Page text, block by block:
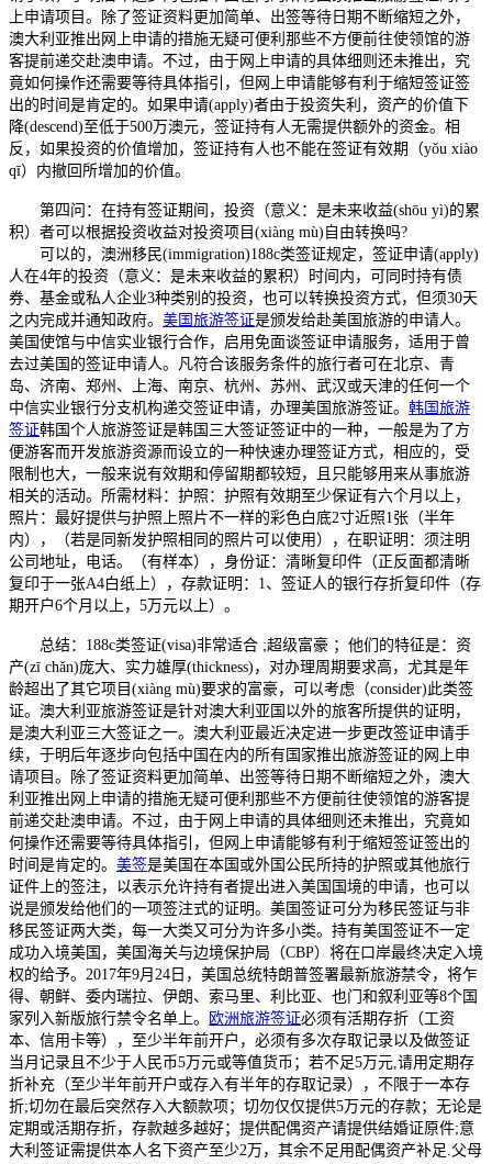
上申请项目。除了签证资料更加简单、出签等待日期不断缩短之外，
澳大利亚推出网上申请的措施无疑可便利那些不方便前往使领馆的游
客提前递交赴澳申请。不过，由于网上申请的具体细则还未推出，究
竟如何操作还需要等待具体指引，但网上申请能够有利于缩短签证签
出的时间是肯定的。如果申请(apply)者由于投资失利，资产的价值下
降(descend)至低于500万澳元，签证持有人无需提供额外的资金。相
反，如果投资的价值增加，签证持有人也不能在签证有效期（yǒu xiào
qī）内撤回所增加的价值。
第四问：在持有签证期间，投资（意义：是未来收益(shōu yì)的累
积）者可以根据投资收益对投资项目(xiàng mù)自由转换吗?
可以的，澳洲移民(immigration)188c类签证规定，签证申请(apply)
人在4年的投资（意义：是未来收益的累积）时间内，可同时持有债
券、基金或私人企业3种类别的投资，也可以转换投资方式，但须30天
之内完成并通知政府。 美国旅游签证是颁发给赴美国旅游的申请人。
美国使馆与中信实业银行合作，启用免面谈签证申请服务，适用于曾
去过美国的签证申请人。凡符合该服务条件的旅行者可在北京、青
岛、济南、郑州、上海、南京、杭州、苏州、武汉或天津的任何一个
中信实业银行分支机构递交签证申请，办理美国旅游签证。 韩国旅游
签证韩国个人旅游签证是韩国三大签证签证中的一种，一般是为了方
便游客而开发旅游资源而设立的一种快速办理签证方式，相应的，受
限制也大，一般来说有效期和停留期都较短，且只能够用来从事旅游
相关的活动。所需材料：护照：护照有效期至少保证有六个月以上，
照片：最好提供与护照上照片不一样的彩色白底2寸近照1张（半年
内），（若是同新发护照相同的照片可以使用），在职证明：须注明
公司地址，电话。（有样本），身份证：清晰复印件（正反面都清晰
复印于一张A4白纸上），存款证明：1、签证人的银行存折复印件（存
期开户6个月以上，5万元以上）。
总结：188c类签证(visa)非常适合 ;超级富豪 ；他们的特征是：资
产(zī chǎn)庞大、实力雄厚(thickness)，对办理周期要求高，尤其是年
龄超出了其它项目(xiàng mù)要求的富豪，可以考虑（consider)此类签
证。澳大利亚旅游签证是针对澳大利亚国以外的旅客所提供的证明，
是澳大利亚三大签证之一。澳大利亚最近决定进一步更改签证申请手
续，于明后年逐步向包括中国在内的所有国家推出旅游签证的网上申
请项目。除了签证资料更加简单、出签等待日期不断缩短之外，澳大
利亚推出网上申请的措施无疑可便利那些不方便前往使领馆的游客提
前递交赴澳申请。不过，由于网上申请的具体细则还未推出，究竟如
何操作还需要等待具体指引，但网上申请能够有利于缩短签证签出的
时间是肯定的。 美签是美国在本国或外国公民所持的护照或其他旅行
证件上的签注，以表示允许持有者提出进入美国国境的申请，也可以
说是颁发给他们的一项签注式的证明。美国签证可分为移民签证与非
移民签证两大类，每一大类又可分为许多小类。持有美国签证不一定
成功入境美国，美国海关与边境保护局（CBP）将在口岸最终决定入境
权的给予。2017年9月24日，美国总统特朗普签署最新旅游禁令，将乍
得、朝鲜、委内瑞拉、伊朗、索马里、利比亚、也门和叙利亚等8个国
家列入新版旅行禁令名单上。
欧洲旅游签证必须有活期存折（工资
本、信用卡等），至少半年前开户，必须有多次存取记录以及做签证
当月记录且不少于人民币5万元或等值货币；若不足5万元,请用定期存
折补充（至少半年前开户或存入有半年的存取记录），不限于一本存
折;切勿在最后突然存入大额款项；切勿仅仅提供5万元的存款；无论是
定期或活期存折，存款越多越好；提供配偶资产请提供结婚证原件;意
大利签证需提供本人名下资产至少2万，其余不足用配偶资产补足.父母